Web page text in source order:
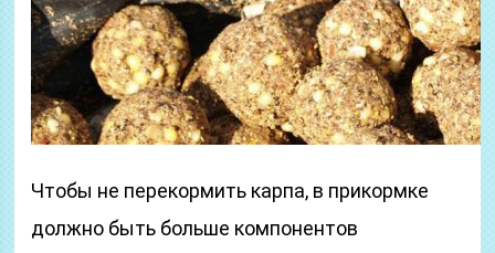
Чтобы не перекормить карпа, в прикормке
должно быть больше компонентов